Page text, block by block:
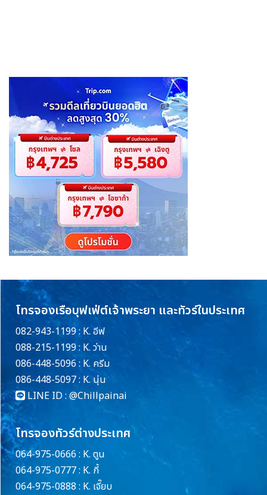
โทรจองเรือบุฟเฟ่ต์เจ้าพระยา และทัวร์ในประเทศ
082-943-1199 : K. อีฟ
088-215-1199 : K. ว่าน
086-448-5096 : K. ครีม
086-448-5097 : K. นุ่น
LINE ID : @Chillpainai
โทรจองทัวร์ต่างประเทศ
064-975-0666 : K. ตูน
064-975-0777 : K. กี้
064-975-0888 : K. เจี๊ยบ